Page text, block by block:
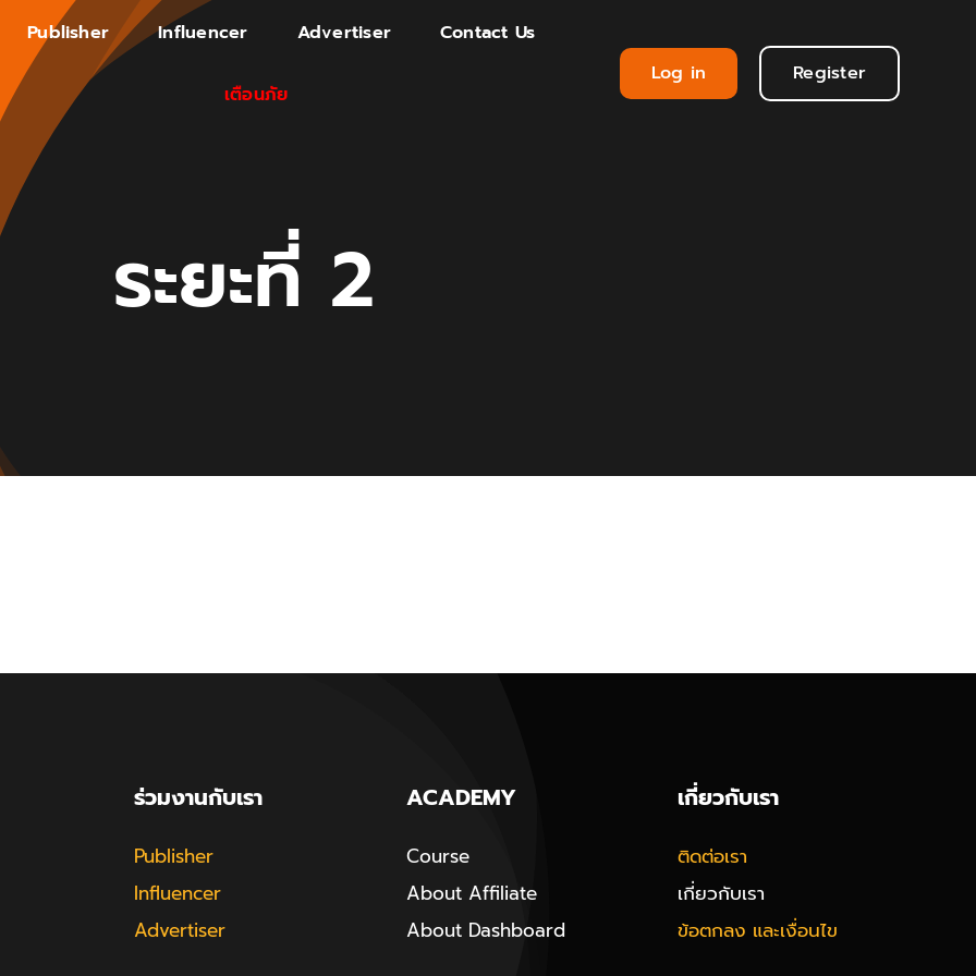
Publisher Influencer Advertiser Contact Us
เตือนภัย
Log in Register
ระยะที่ 2
ร่วมงานกับเรา
Publisher
Influencer
Advertiser
ACADEMY
Course
About Affiliate
About Dashboard
เกี่ยวกับเรา
ติดต่อเรา
เกี่ยวกับเรา
ข้อตกลง และเงื่อนไข